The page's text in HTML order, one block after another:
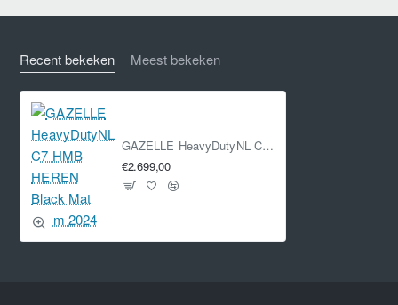
Recent bekeken Meest bekeken
GAZELLE HeavyDutyNL C7 HMB HEREN Black Mat 59cm 2024
€2.699,00